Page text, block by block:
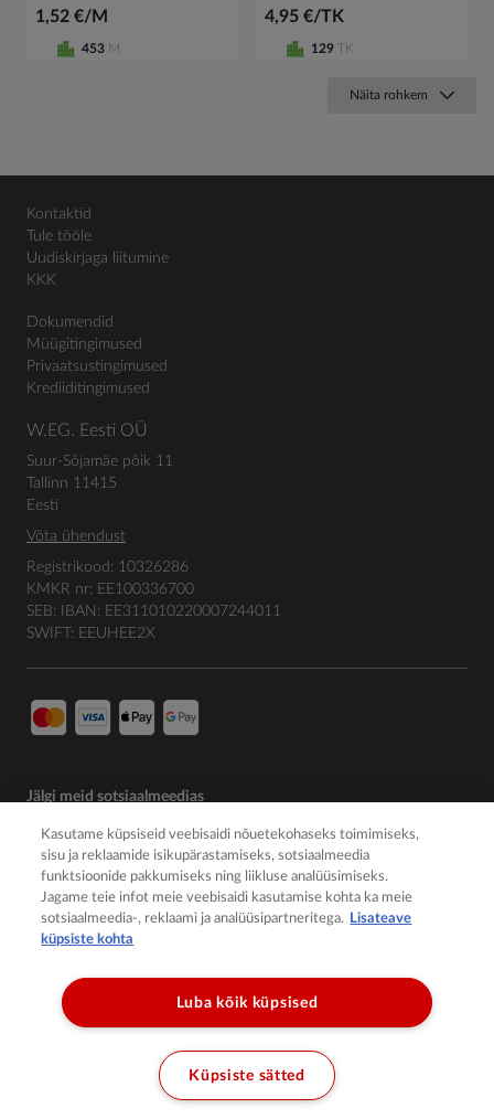
1,52 €/M
453 M
4,95 €/TK
129 TK
Näita rohkem
Kontaktid
Tule tööle
Uudiskirjaga liitumine
KKK
Dokumendid
Müügitingimused
Privaatsustingimused
Krediiditingimused
W.EG. Eesti OÜ
Suur-Sõjamäe põik 11
Tallinn 11415
Eesti
Võta ühendust
Registrikood: 10326286
KMKR nr: EE100336700
SEB: IBAN: EE311010220007244011
SWIFT: EEUHEE2X
Jälgi meid sotsiaalmeedias
Kasutame küpsiseid veebisaidi nõuetekohaseks toimimiseks,
sisu ja reklaamide isikupärastamiseks, sotsiaalmeedia
funktsioonide pakkumiseks ning liikluse analüüsimiseks.
Jagame teie infot meie veebisaidi kasutamise kohta ka meie
sotsiaalmeedia-, reklaami ja analüüsipartneritega. Lisateave
küpsiste kohta
Luba kõik küpsised
Küpsiste sätted